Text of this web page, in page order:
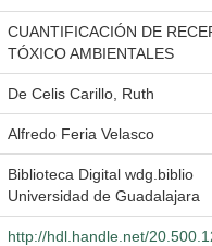
CUANTIFICACIÓN DE
TÓXICO AMBIENTALES
De Celis Carillo, Ruth
Alfredo Feria Velasco
Biblioteca Digital wdg.biblio
Universidad de Guadalajara
http://hdl.handle.net/